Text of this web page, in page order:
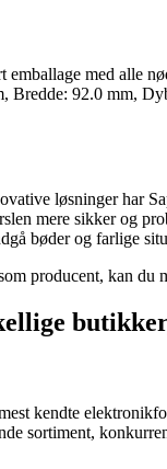
emballage med alle
92.0 mm,
løsninger har
mere sikker og
bøder og farlige
producent, kan
kendte
sortiment,